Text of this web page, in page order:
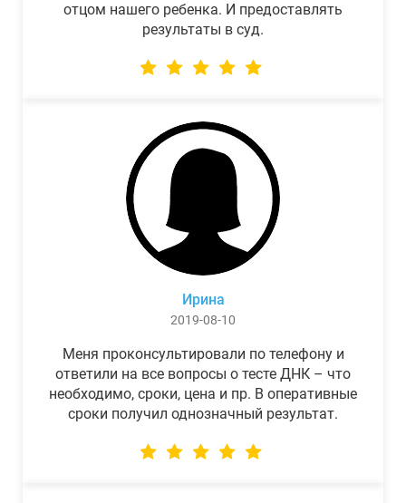
отцом нашего ребенка. И предоставлять
результаты в суд.
Ирина
2019-08-10
Меня проконсультировали по телефону и
ответили на все вопросы о тесте ДНК – что
необходимо, сроки, цена и пр. В оперативные
сроки получил однозначный результат.